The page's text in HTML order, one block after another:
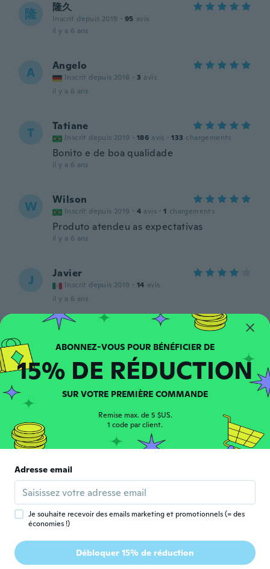
隆 隆久
Inscrit depuis 2019 · 95 avis
il y a 6 ans
A Angelo
Inscrit depuis 2016 · 3 avis
il y a 6 ans
T Tatiane
Inscrit depuis 2019 · 186 avis · 133 chargements
Bonito e de boa qualidade
il y a 6 ans
W Wilson
Inscrit depuis 2019 · 4 avis · 1 chargements
Produto atendeu as expectativas
il y a 6 ans
J Javier
Inscrit depuis 2019 · 14 avis
il y a 6 ans
Inscrit depuis 2016 · 7 avis · 8 chargements
Produto muito bom, pena que ficou um
pouquinho grande ... Acho que na
numeração do Brasil seria um número maior
... Mas mesmo assim usarei!
보 Inscrit depuis 2019 · 15 avis · 1 chargements
좋아요 예쁜 신발 ㅎㅎㅎ
il y a 6 ans
E ERICK
Inscrit depuis 2016
calidad me gusta los acabados que tiene,
muy recistente y elegante
15% DE RÉDUCTION
SUR VOTRE PREMIÈRE COMMANDE
Remise max. de 5 $US.
1 code par client.
Adresse email
Je souhaite recevoir des emails marketing et promotionnels (= des
économies !)
Débloquer 15% de réduction